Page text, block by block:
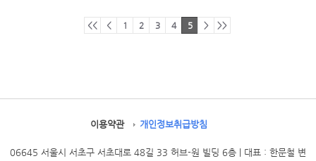
<< < 1 2 3 4 5 > >>
이용약관 개인정보취급방침
06645 서울시 서초구 서초대로 48길 33 허브-원 빌딩 6층 | 대표 : 한문철 변